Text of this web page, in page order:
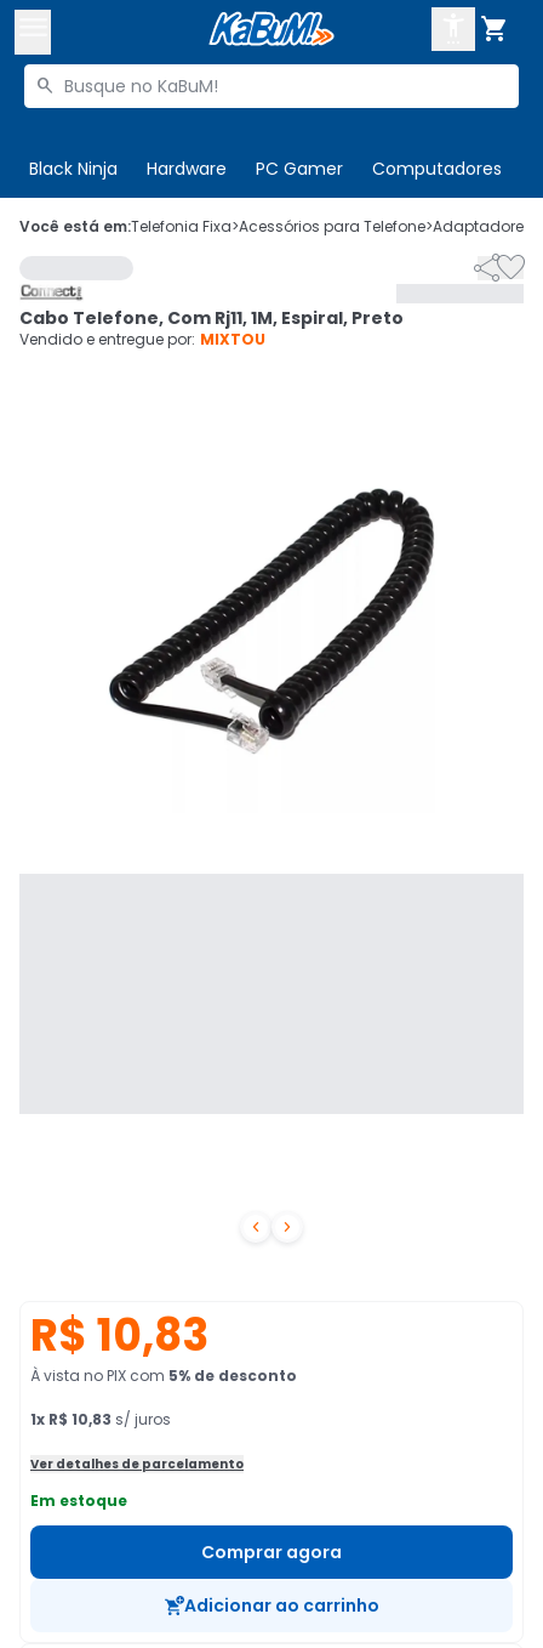

Buscar produtos

Black Ninja Hardware PC Gamer Computadores
 Olá. Acesse sua conta
Departamentos
Cupons
CADASTRE-SE
Você está em:Telefonia Fixa>Acessórios para Telefone>Adaptadores
 

Cabo Telefone, Com Rj11, 1M, Espiral, Preto
Vendido e entregue por: MIXTOU
R$ 10,83
À vista no PIX com 5% de desconto
1x R$ 10,83 s/ juros
Ver detalhes de parcelamento
Em estoque
Comprar agora
Adicionar ao carrinho